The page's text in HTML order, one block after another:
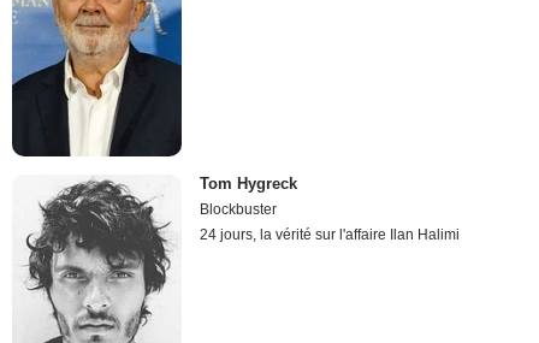
Tom Hygreck
Blockbuster
24 jours, la vérité sur l'affaire Ilan Halimi